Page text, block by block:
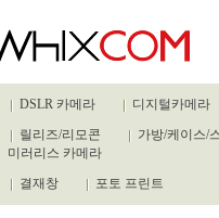
DSLR 카메라 디지털카메라
릴리즈/리모콘
가방/케이스/
미러리스 카메라
결재창
포토 프린트